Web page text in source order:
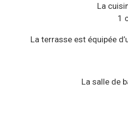
La
1
La terrasse est équipée
La salle de